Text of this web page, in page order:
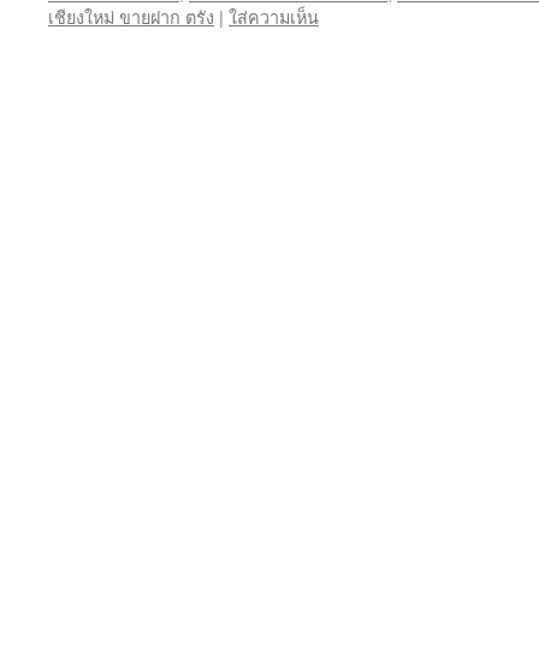
เชียงใหม่ ขายฝาก ตรัง | ใส่ความเห็น